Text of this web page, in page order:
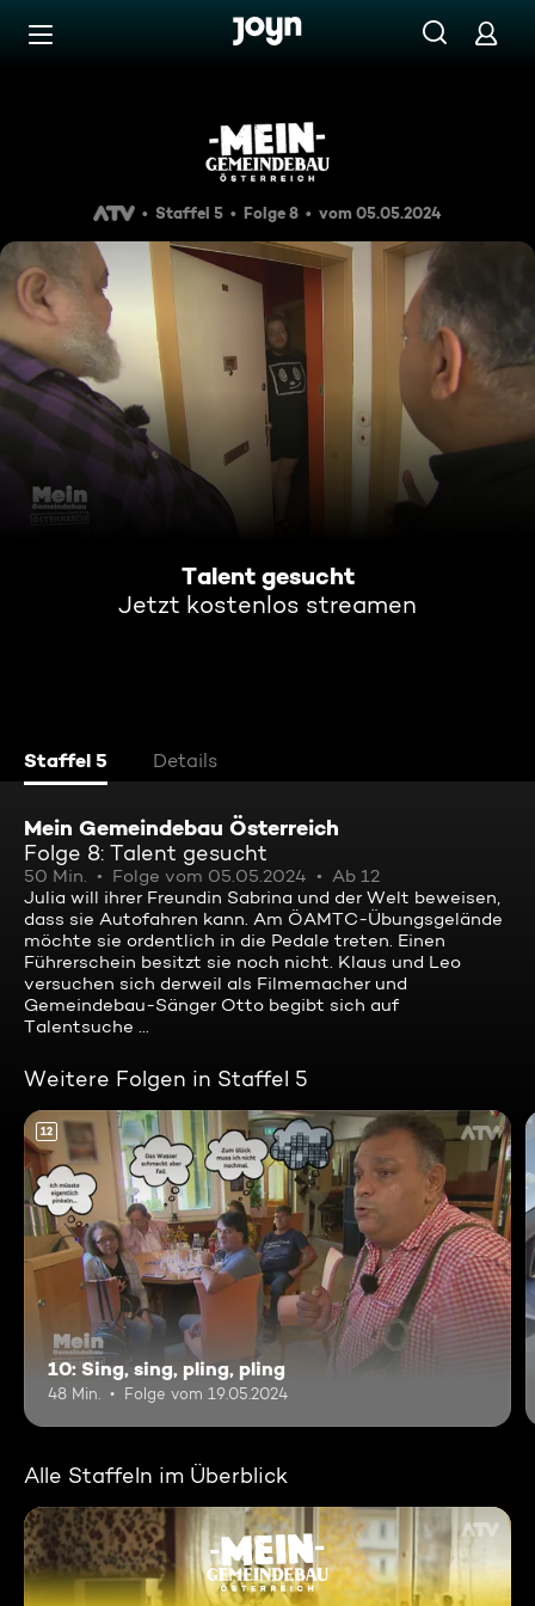
Zum Inhalt springen
Talent gesucht
Staffel 5 Folge 8 vom 05.05.2024
Talent gesucht
Jetzt kostenlos streamen
Staffel 5 Details
Mein Gemeindebau Österreich
Folge 8: Talent gesucht
50 Min. Folge vom 05.05.2024
Ab 12
Julia will ihrer Freundin Sabrina und der Welt beweisen,
dass sie Autofahren kann. Am ÖAMTC-Übungsgelände
möchte sie ordentlich in die Pedale treten. Einen
Führerschein besitzt sie noch nicht. Klaus und Leo
versuchen sich derweil als Filmemacher und
Gemeindebau-Sänger Otto begibt sich auf
Talentsuche ...
Weitere Folgen in Staffel 5
12
10: Sing, sing, pling, pling
48 Min. Folge vom 19.05.2024
Alle Staffeln im Überblick